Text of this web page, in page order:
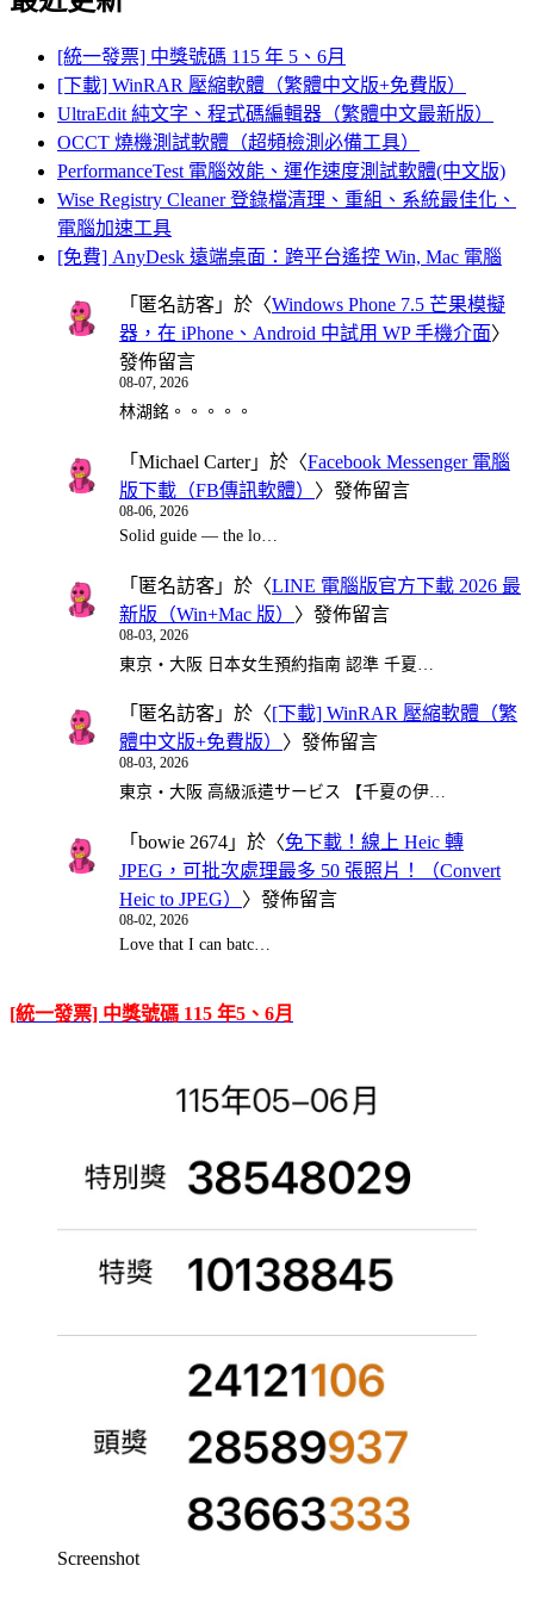
[統一發票] 中獎號碼 115 年 5、6月
[下載] WinRAR 壓縮軟體（繁體中文版+免費版）
UltraEdit 純文字、程式碼編輯器（繁體中文最新版）
OCCT 燒機測試軟體（超頻檢測必備工具）
PerformanceTest 電腦效能、運作速度測試軟體(中文版)
Wise Registry Cleaner 登錄檔清理、重組、系統最佳化、
電腦加速工具
[免費] AnyDesk 遠端桌面：跨平台遙控 Win, Mac 電腦
「 匿名訪客 」於〈Windows Phone 7.5 芒果模擬
器，在 iPhone、Android 中試用 WP 手機介面〉
發佈留言
08-07, 2026
林湖銘。。。。。
「 Michael Carter」於〈Facebook Messenger 電腦
版下載（FB傳訊軟體） 〉發佈留言
08-06, 2026
Solid guide — the lo…
「 匿名訪客 」於〈LINE 電腦版官方下載 2026 最
新版（Win+Mac 版） 〉發佈留言
08-03, 2026
東京・大阪 日本女生預約指南 認準 千夏…
「 匿名訪客 」於〈[下載] WinRAR 壓縮軟體（繁
體中文版+免費版） 〉發佈留言
08-03, 2026
東京・大阪 高級派遣サービス 【千夏の伊…
「 bowie 2674 」於〈免下載！線上 Heic 轉
JPEG，可批次處理最多 50 張照片！（Convert
Heic to JPEG） 〉發佈留言
08-02, 2026
Love that I can batc…
[統一發票] 中獎號碼 115 年5、6月
Screenshot